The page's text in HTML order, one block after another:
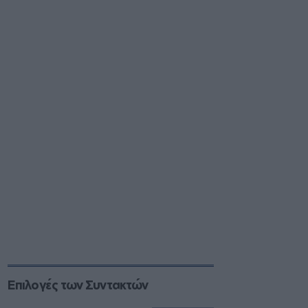
Επιλογές των Συντακτών